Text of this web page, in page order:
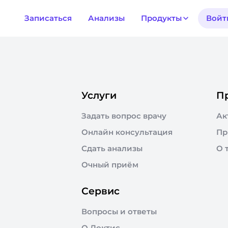
Записаться Анализы Продукты
Услуги
Задать вопрос врачу
Онлайн консультация
Сдать анализы
Очный приём
О
Сервис
Вопросы и ответы